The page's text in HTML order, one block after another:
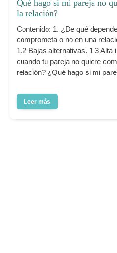
Qué hago si mi pareja no
la relación?
Contenido: 1. ¿De qué
comprometa o no en una
1.2 Bajas alternativas. 1.3 Alta
cuando tu pareja no quiere
relación? ¿Qué hago si mi
Leer más